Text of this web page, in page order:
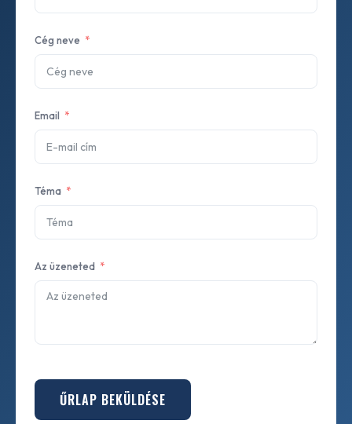
Cég neve
Email
Téma
Az üzeneted
ŰRLAP BEKÜLDÉSE